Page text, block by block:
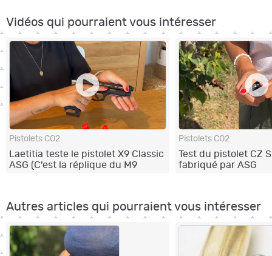
Vidéos qui pourraient vous intéresser
Pistolets CO2
Laetitia teste le pistolet X9 Classic
ASG (C'est la réplique du M9
Pistolets CO2
Test du pistolet CZ
fabriqué par ASG
Autres articles qui pourraient vous intéresser